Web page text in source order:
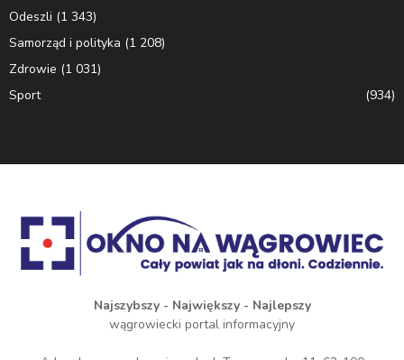
Odeszli (1 343)
Samorząd i polityka (1 208)
Zdrowie (1 031)
Sport
(934)
Najszybszy - Największy - Najlepszy
wągrowiecki portal informacyjny